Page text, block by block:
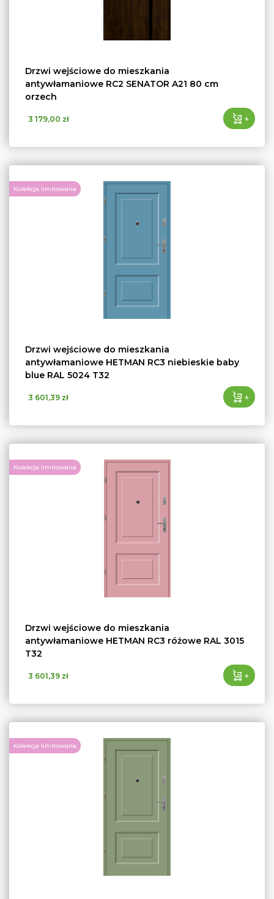
Drzwi wejściowe do mieszkania
antywłamaniowe RC2 SENATOR A21 80 cm
orzech
3 179,00 zł +
Kolekcja limitowana
Drzwi wejściowe do mieszkania
antywłamaniowe HETMAN RC3 niebieskie baby
blue RAL 5024 T32
3 601,39 zł +
Kolekcja limitowana
Drzwi wejściowe do mieszkania
antywłamaniowe HETMAN RC3 różowe RAL 3015
T32
3 601,39 zł +
Kolekcja limitowana